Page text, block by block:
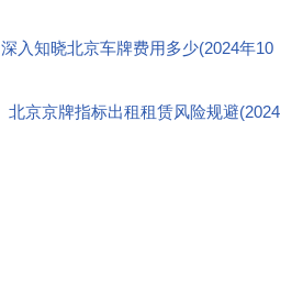
入知晓北京车牌费用多少(2024年10
北京京牌指标出租租赁风险规避(2024